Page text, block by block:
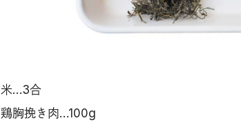
米…3合
鶏胸挽き肉…100g